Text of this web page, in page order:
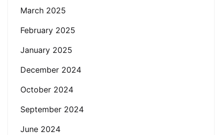
March 2025
February 2025
January 2025
December 2024
October 2024
September 2024
June 2024